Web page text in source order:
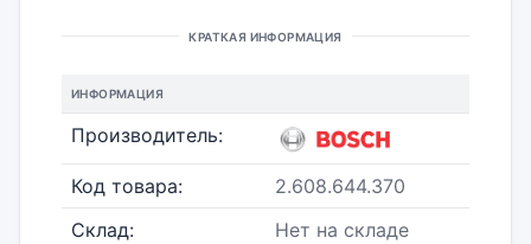
КРАТКАЯ ИНФОРМАЦИЯ
ИНФОРМАЦИЯ
Производитель:
Код товара:
2.608.644.370
Склад:
Нет на складе